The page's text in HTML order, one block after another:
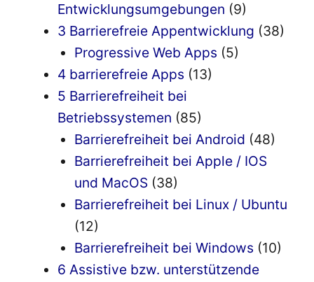
Entwicklungsumgebungen (9)
3 Barrierefreie Appentwicklung (38)
Progressive Web Apps (5)
4 barrierefreie Apps (13)
5 Barrierefreiheit bei
Betriebssystemen (85)
Barrierefreiheit bei Android (48)
Barrierefreiheit bei Apple / IOS
und MacOS (38)
Barrierefreiheit bei Linux / Ubuntu
(12)
Barrierefreiheit bei Windows (10)
6 Assistive bzw. unterstützende